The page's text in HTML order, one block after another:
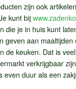
zijn ook
kunt bij
die je in huis kunt
geven aan
de keuken. Dat is
verkrijgbaar
even duur als een